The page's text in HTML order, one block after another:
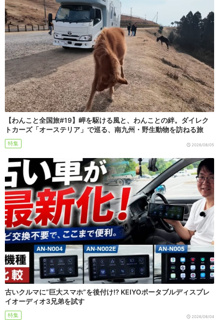
【わんこと全国旅#19】岬を駆ける風と、わんことの絆。ダイレク
トカーズ「オーステリア」で巡る、南九州・野生動物を訪ねる旅
特集 2026/08/05
古いクルマに“巨大スマホ”を後付け!? KEIYOポータブルディスプレ
イオーディオ3兄弟を試す
特集 2026/08/04